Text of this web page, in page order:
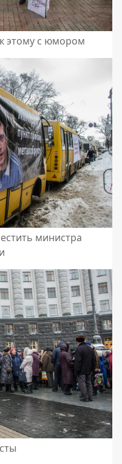
этому с юмором
министра